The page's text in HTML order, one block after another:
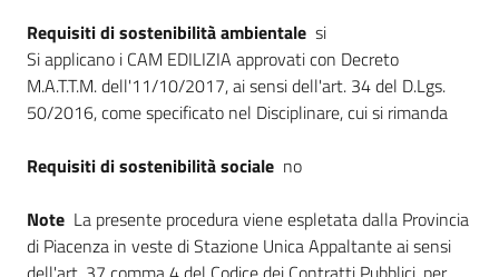
Requisiti di sostenibilità ambientale si
Si applicano i CAM EDILIZIA approvati con Decreto
M.A.T.T.M. dell'11/10/2017, ai sensi dell'art. 34 del D.Lgs.
50/2016, come specificato nel Disciplinare, cui si rimanda
Requisiti di sostenibilità sociale no
Note La presente procedura viene espletata dalla Provincia
di Piacenza in veste di Stazione Unica Appaltante ai sensi